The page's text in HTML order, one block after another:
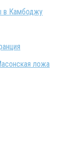
в Камбоджу
ложа